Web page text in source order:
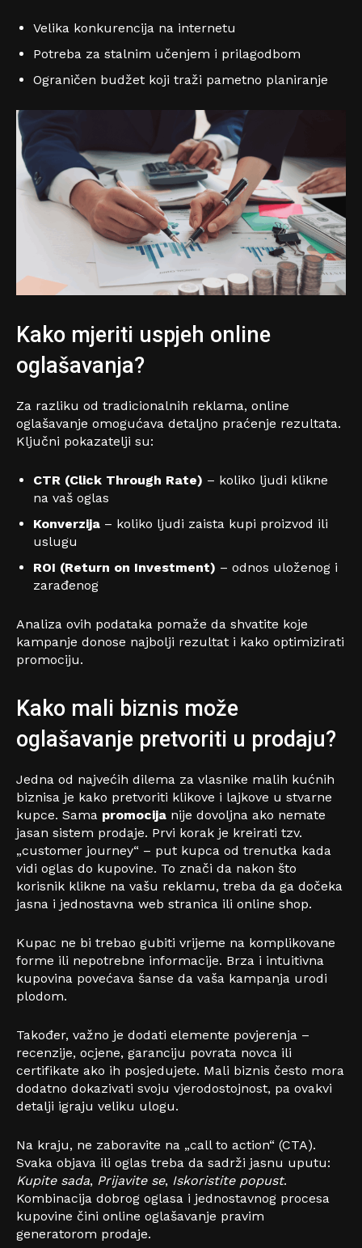
Velika konkurencija na internetu
Potreba za stalnim učenjem i prilagodbom
Ograničen budžet koji traži pametno planiranje
Kako mjeriti uspjeh online
oglašavanja?
Za razliku od tradicionalnih reklama, online
oglašavanje omogućava detaljno praćenje rezultata.
Ključni pokazatelji su:
CTR (Click Through Rate) – koliko ljudi klikne
na vaš oglas
Konverzija – koliko ljudi zaista kupi proizvod ili
uslugu
ROI (Return on Investment) – odnos uloženog i
zarađenog
Analiza ovih podataka pomaže da shvatite koje
kampanje donose najbolji rezultat i kako optimizirati
promociju.
Kako mali biznis može
oglašavanje pretvoriti u prodaju?
Jedna od najvećih dilema za vlasnike malih kućnih
biznisa je kako pretvoriti klikove i lajkove u stvarne
kupce. Sama promocija nije dovoljna ako nemate
jasan sistem prodaje. Prvi korak je kreirati tzv.
„customer journey“ – put kupca od trenutka kada
vidi oglas do kupovine. To znači da nakon što
korisnik klikne na vašu reklamu, treba da ga dočeka
jasna i jednostavna web stranica ili online shop.
Kupac ne bi trebao gubiti vrijeme na komplikovane
forme ili nepotrebne informacije. Brza i intuitivna
kupovina povećava šanse da vaša kampanja urodi
plodom.
Također, važno je dodati elemente povjerenja –
recenzije, ocjene, garanciju povrata novca ili
certifikate ako ih posjedujete. Mali biznis često mora
dodatno dokazivati svoju vjerodostojnost, pa ovakvi
detalji igraju veliku ulogu.
Na kraju, ne zaboravite na „call to action“ (CTA).
Svaka objava ili oglas treba da sadrži jasnu uputu:
Kupite sada, Prijavite se, Iskoristite popust.
Kombinacija dobrog oglasa i jednostavnog procesa
kupovine čini online oglašavanje pravim
generatorom prodaje.